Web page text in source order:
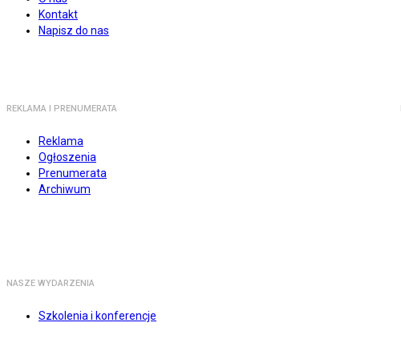
Kontakt
Napisz do nas
REKLAMA I PRENUMERATA
Reklama
Ogłoszenia
Prenumerata
Archiwum
NASZE WYDARZENIA
Szkolenia i konferencje